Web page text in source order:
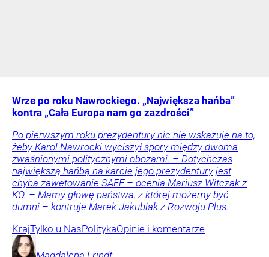
Wrze po roku Nawrockiego. „Największa hańba”
kontra „Cała Europa nam go zazdrości”
Po pierwszym roku prezydentury nic nie wskazuje na to,
żeby Karol Nawrocki wyciszył spory między dwoma
zwaśnionymi politycznymi obozami. – Dotychczas
największą hańbą na karcie jego prezydentury jest
chyba zawetowanie SAFE – ocenia Mariusz Witczak z
KO. – Mamy głowę państwa, z której możemy być
dumni – kontruje Marek Jakubiak z Rozwoju Plus.
KrajTylko u NasPolitykaOpinie i komentarze